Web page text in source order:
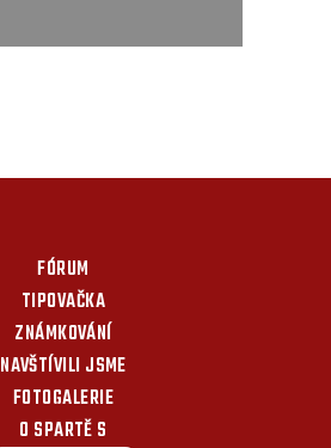
FÓRUM
TIPOVAČKA
ZNÁMKOVÁNÍ
NAVŠTÍVILI JSME
FOTOGALERIE
O SPARTĚ S